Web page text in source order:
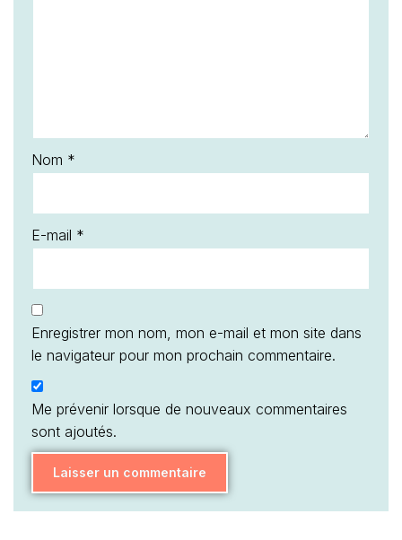
Nom *
E-mail *
Enregistrer mon nom, mon e-mail et mon site dans
le navigateur pour mon prochain commentaire.
Me prévenir lorsque de nouveaux commentaires
sont ajoutés.